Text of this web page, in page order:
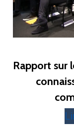
Rapport sur